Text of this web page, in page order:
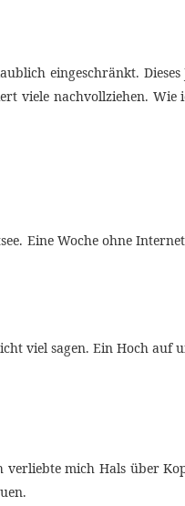
eingeschränkt.
viele nachvollziehen.
Eine Woche ohne
viel sagen. Ein Hoch auf
mich Hals über